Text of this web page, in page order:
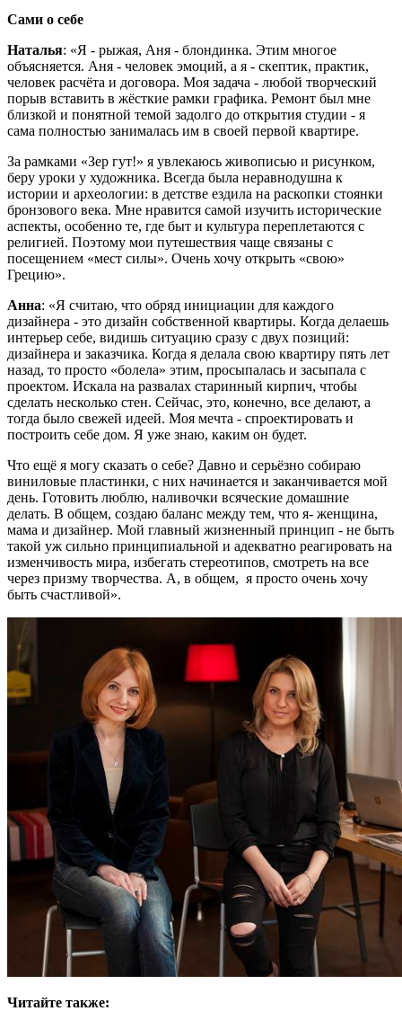
Сами о себе
Наталья: «Я - рыжая, Аня - блондинка. Этим многое
объясняется. Аня - человек эмоций, а я - скептик, практик,
человек расчёта и договора. Моя задача - любой творческий
порыв вставить в жёсткие рамки графика. Ремонт был мне
близкой и понятной темой задолго до открытия студии - я
сама полностью занималась им в своей первой квартире.
За рамками «Зер гут!» я увлекаюсь живописью и рисунком,
беру уроки у художника. Всегда была неравнодушна к
истории и археологии: в детстве ездила на раскопки стоянки
бронзового века. Мне нравится самой изучить исторические
аспекты, особенно те, где быт и культура переплетаются с
религией. Поэтому мои путешествия чаще связаны с
посещением «мест силы». Очень хочу открыть «свою»
Грецию».
Анна: «Я считаю, что обряд инициации для каждого
дизайнера - это дизайн собственной квартиры. Когда делаешь
интерьер себе, видишь ситуацию сразу с двух позиций:
дизайнера и заказчика. Когда я делала свою квартиру пять лет
назад, то просто «болела» этим, просыпалась и засыпала с
проектом. Искала на развалах старинный кирпич, чтобы
сделать несколько стен. Сейчас, это, конечно, все делают, а
тогда было свежей идеей. Моя мечта - спроектировать и
построить себе дом. Я уже знаю, каким он будет.
Что ещё я могу сказать о себе? Давно и серьёзно собираю
виниловые пластинки, с них начинается и заканчивается мой
день. Готовить люблю, наливочки всяческие домашние
делать. В общем, создаю баланс между тем, что я- женщина,
мама и дизайнер. Мой главный жизненный принцип - не быть
такой уж сильно принципиальной и адекватно реагировать на
изменчивость мира, избегать стереотипов, смотреть на все
через призму творчества. А, в общем, я просто очень хочу
быть счастливой».
Читайте также: